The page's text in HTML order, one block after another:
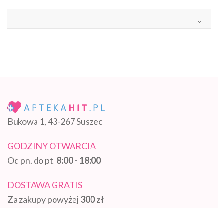
Bukowa 1, 43-267 Suszec
GODZINY OTWARCIA
Od pn. do pt. 8:00 - 18:00
DOSTAWA GRATIS
Za zakupy powyżej 300 zł